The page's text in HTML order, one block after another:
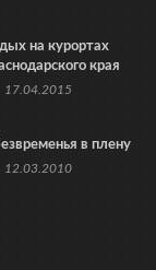
на курортах
края
17.04.2015
в плену
12.03.2010